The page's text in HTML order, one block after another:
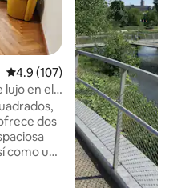
Calificación promedio: 4.9 de
4.9 (107)
en el
dos
como una